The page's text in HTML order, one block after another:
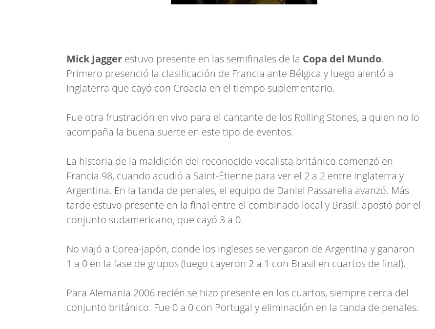
Mick Jagger estuvo presente en las semifinales de la Copa del Mundo.
Primero presenció la clasificación de Francia ante Bélgica y luego alentó a
Inglaterra que cayó con Croacia en el tiempo suplementario.
Fue otra frustración en vivo para el cantante de los Rolling Stones, a quien no lo
acompaña la buena suerte en este tipo de eventos.
La historia de la maldición del reconocido vocalista británico comenzó en
Francia 98, cuando acudió a Saint-Étienne para ver el 2 a 2 entre Inglaterra y
Argentina. En la tanda de penales, el equipo de Daniel Passarella avanzó. Más
tarde estuvo presente en la final entre el combinado local y Brasil: apostó por el
conjunto sudamericano, que cayó 3 a 0.
No viajó a Corea-Japón, donde los ingleses se vengaron de Argentina y ganaron
1 a 0 en la fase de grupos (luego cayeron 2 a 1 con Brasil en cuartos de final).
Para Alemania 2006 recién se hizo presente en los cuartos, siempre cerca del
conjunto británico. Fue 0 a 0 con Portugal y eliminación en la tanda de penales.